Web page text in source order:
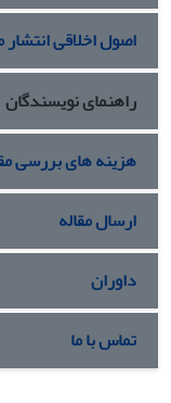
اصول اخلاقی انتشار
راهنمای نویسندگان
هزینه های بررسی
ارسال مقاله
داوران
تماس با ما